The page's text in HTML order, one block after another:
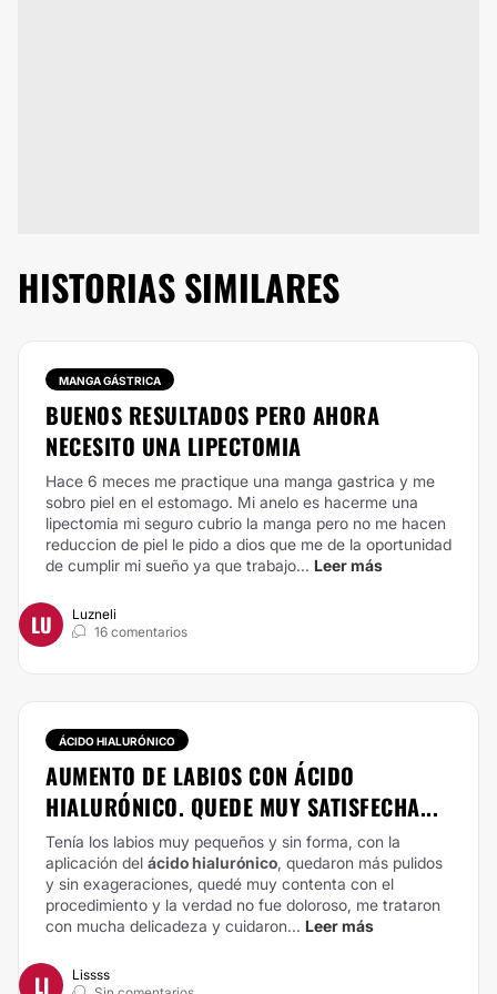
HISTORIAS SIMILARES
MANGA GÁSTRICA
BUENOS RESULTADOS PERO AHORA
NECESITO UNA LIPECTOMIA
Hace 6 meces me practique una manga gastrica y me
sobro piel en el estomago. Mi anelo es hacerme una
lipectomia mi seguro cubrio la manga pero no me hacen
reduccion de piel le pido a dios que me de la oportunidad
de cumplir mi sueño ya que trabajo... Leer más
LU
Luzneli
16 comentarios
ÁCIDO HIALURÓNICO
AUMENTO DE LABIOS CON ÁCIDO
HIALURÓNICO. QUEDE MUY SATISFECHA...
Tenía los labios muy pequeños y sin forma, con la
aplicación del ácido hialurónico , quedaron más pulidos
y sin exageraciones, quedé muy contenta con el
procedimiento y la verdad no fue doloroso, me trataron
con mucha delicadeza y cuidaron... Leer más
LI
Lissss